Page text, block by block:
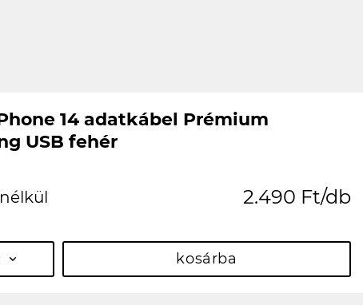
14 adatkábel Prémium
USB fehér
2.490 Ft/db
kosárba